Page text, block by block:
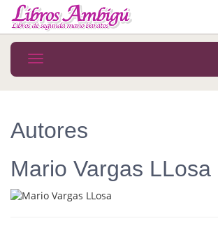
MENÚ PRINCIPAL
Novedades
MATERIAS
Arte
Astrología. Ocultismo
Toggle
navigation
Autores
Mario Vargas LLosa